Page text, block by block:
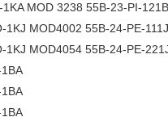
MOD 3238 55B-23-PI-
1KJ MOD4002 55B-24-PE-
1KJ MOD4054 55B-24-PE-